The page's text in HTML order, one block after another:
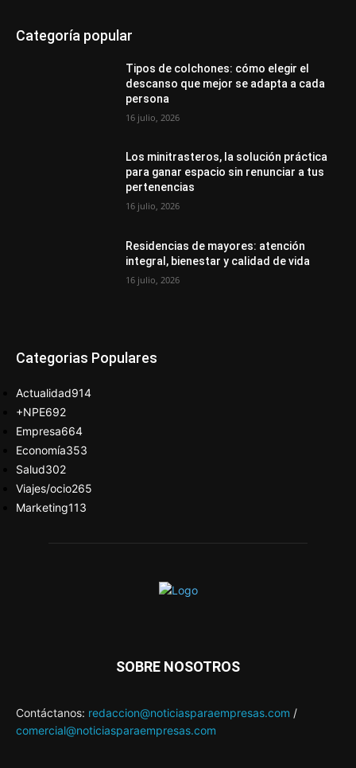
Categoría popular
Tipos de colchones: cómo elegir el
descanso que mejor se adapta a cada
persona
16 julio, 2026
Los minitrasteros, la solución práctica
para ganar espacio sin renunciar a tus
pertenencias
16 julio, 2026
Residencias de mayores: atención
integral, bienestar y calidad de vida
16 julio, 2026
Categorias Populares
Actualidad914
+NPE692
Empresa664
Economía353
Salud302
Viajes/ocio265
Marketing113
SOBRE NOSOTROS
Contáctanos: redaccion@noticiasparaempresas.com /
comercial@noticiasparaempresas.com